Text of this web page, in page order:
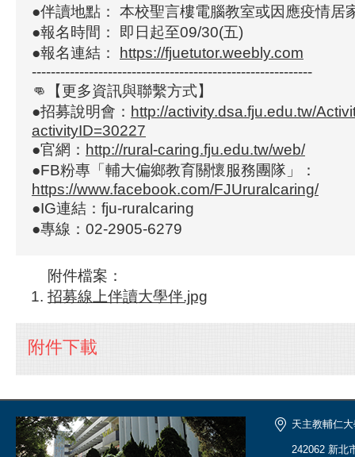
●伴讀地點： 本校聖言樓電腦教室或因應疫情居
●報名時間： 即日起至09/30(五)
●報名連結：
https://fjuetutor.weebly.com
-----------------------------------------------------------
👊【更多資訊與聯繫方式】
●招募說明會： http://activity.dsa.fju.edu.tw/
activityID=30227
●官網： http://rural-caring.fju.edu.tw/web/
●FB粉專「輔大偏鄉教育關懷服務團隊」：
https://www.facebook.com/FJUruralcaring/
●IG連結：fju-ruralcaring
●專線：02-2905-6279
附件檔案：
招募線上伴讀大學伴.jpg
附件下載
天主教輔仁
242062 新北